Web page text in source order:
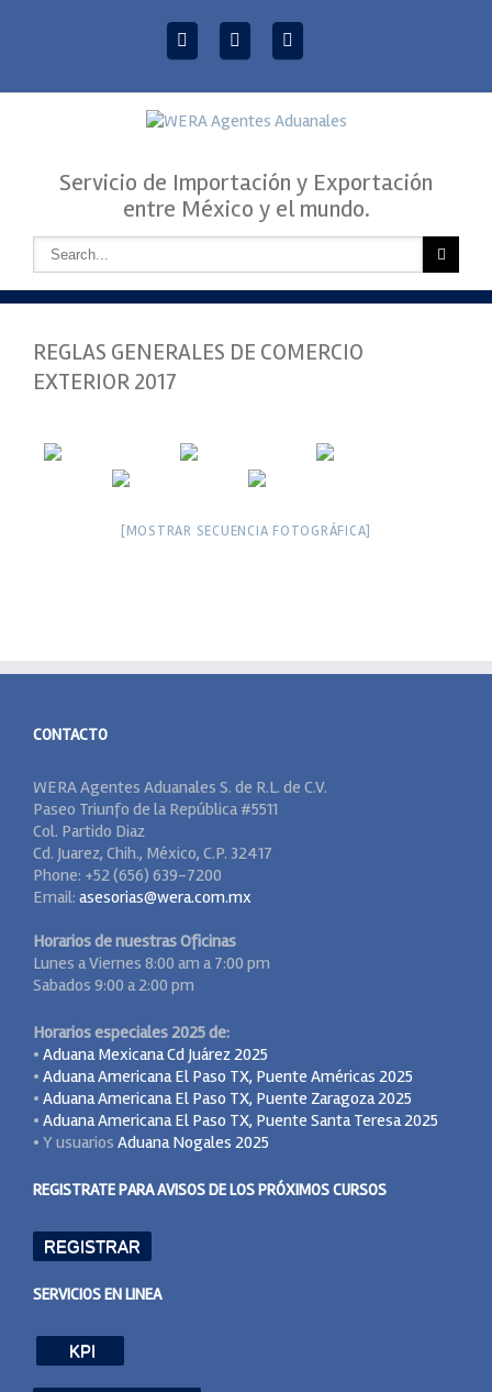
Servicio de Importación y Exportación
entre México y el mundo.
REGLAS GENERALES DE COMERCIO
EXTERIOR 2017
[MOSTRAR SECUENCIA FOTOGRÁFICA]
CONTACTO
WERA Agentes Aduanales S. de R.L. de C.V.
Paseo Triunfo de la República #5511
Col. Partido Diaz
Cd. Juarez, Chih., México, C.P. 32417
Phone: +52 (656) 639-7200
Email: asesorias@wera.com.mx
Horarios de nuestras Oficinas
Lunes a Viernes 8:00 am a 7:00 pm
Sabados 9:00 a 2:00 pm
Horarios especiales 2025 de:
• Aduana Mexicana Cd Juárez 2025
• Aduana Americana El Paso TX, Puente Américas 2025
• Aduana Americana El Paso TX, Puente Zaragoza 2025
• Aduana Americana El Paso TX, Puente Santa Teresa 2025
• Y usuarios Aduana Nogales 2025
REGISTRATE PARA AVISOS DE LOS PRÓXIMOS CURSOS
REGISTRAR
SERVICIOS EN LINEA
KPI